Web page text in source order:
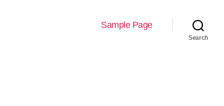
Sample Page
Search